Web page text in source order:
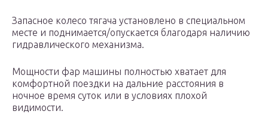
Запасное колесо тягача установлено в специальном
месте и поднимается/опускается благодаря наличию
гидравлического механизма.
Мощности фар машины полностью хватает для
комфортной поездки на дальние расстояния в
ночное время суток или в условиях плохой
видимости.